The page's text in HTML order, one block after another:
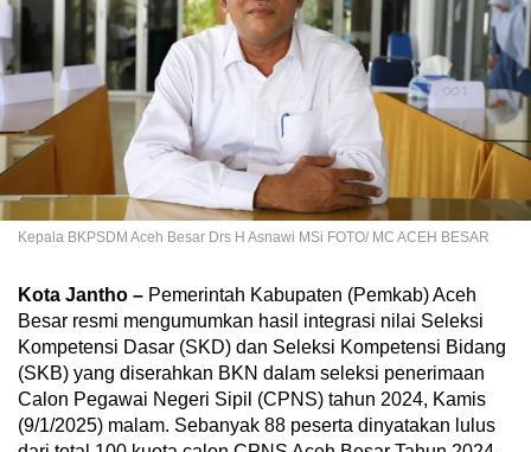
Kepala BKPSDM Aceh Besar Drs H Asnawi MSi FOTO/ MC ACEH BESAR
Kota Jantho – Pemerintah Kabupaten (Pemkab) Aceh
Besar resmi mengumumkan hasil integrasi nilai Seleksi
Kompetensi Dasar (SKD) dan Seleksi Kompetensi Bidang
(SKB) yang diserahkan BKN dalam seleksi penerimaan
Calon Pegawai Negeri Sipil (CPNS) tahun 2024, Kamis
(9/1/2025) malam. Sebanyak 88 peserta dinyatakan lulus